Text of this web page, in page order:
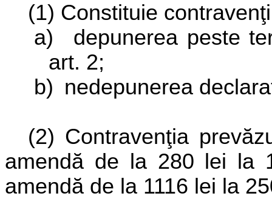
(1) Constituie
a)
depunerea peste
art. 2;
b) nedepunerea
(2) Contravenţia
amendă de la 280 lei la
amendă de la 1116 lei la